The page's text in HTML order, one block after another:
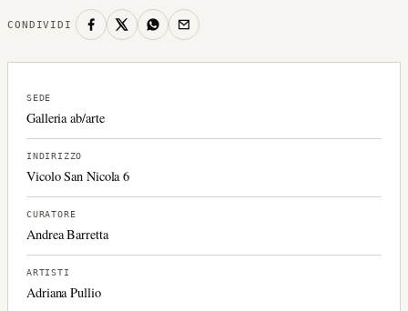
CONDIVIDI
SEDE
Galleria ab/arte
INDIRIZZO
Vicolo San Nicola 6
CURATORE
Andrea Barretta
ARTISTI
Adriana Pullio